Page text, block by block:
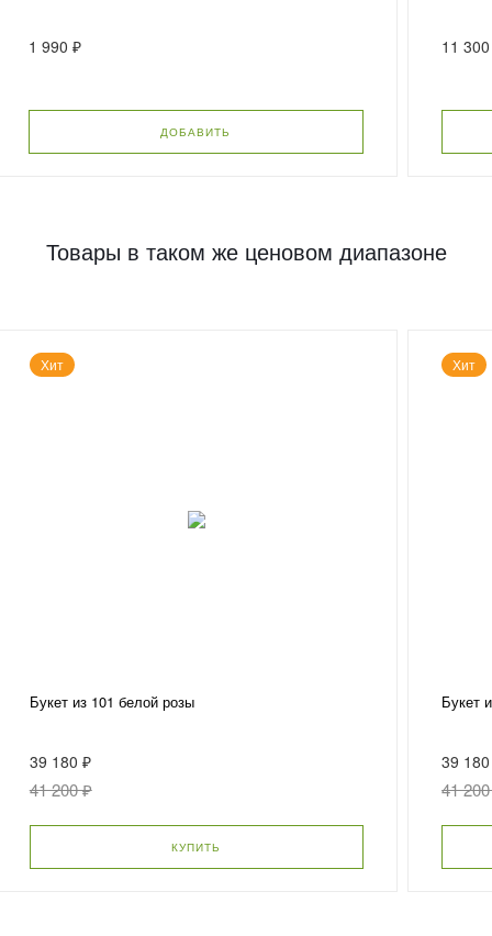
1 990 ₽
ДОБАВИТЬ
11
Товары в таком же ценовом диапазоне
Хит
Букет из 101 белой розы
39 180 ₽
41 200 ₽
КУПИТЬ
Хит
Букет
39
41